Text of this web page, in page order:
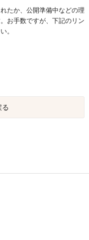
たか、公開準備中などの理
お手数ですが、下記のリン
。
る